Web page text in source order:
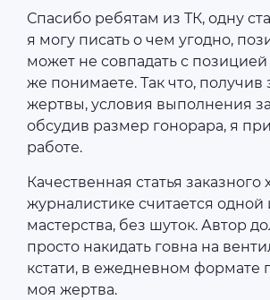
Спасибо ребятам из ТК, одну
я могу писать о чем угодно,
может не совпадать с
же понимаете. Так что, получив
жертвы, условия выполнения
обсудив размер гонорара, я
работе.
Качественная статья заказного
журналистике считается
мастерства, без шуток. Автор
просто накидать говна на
кстати, в ежедневном формате
моя жертва.